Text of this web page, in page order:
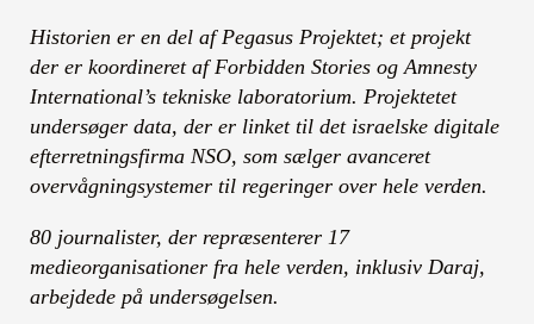
Historien er en del af Pegasus Projektet; et projekt
der er koordineret af Forbidden Stories og Amnesty
International’s tekniske laboratorium. Projektetet
undersøger data, der er linket til det israelske digitale
efterretningsfirma NSO, som sælger avanceret
overvågningsystemer til regeringer over hele verden.
80 journalister, der repræsenterer 17
medieorganisationer fra hele verden, inklusiv Daraj,
arbejdede på undersøgelsen.